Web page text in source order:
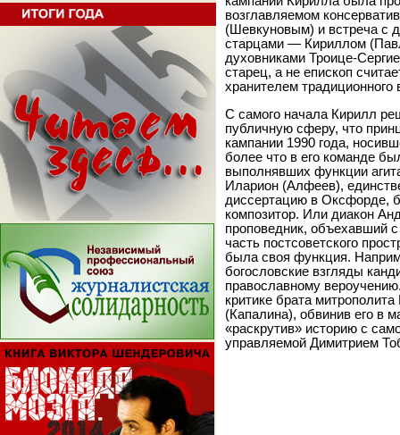
возглавляемом
(Шевкуновым) и встреча с
старцами — Кириллом
духовниками Троице-
старец, а не епископ
хранителем традиционного
С самого начала Кирилл
публичную сферу, что
кампании 1990 года,
более что в его команде
выполнявших функции
Иларион (Алфеев),
диссертацию в Оксфорде,
композитор. Или диакон
проповедник, объехавший
часть постсоветского
была своя функция.
богословские взгляды
православному
критике брата
(Капалина), обвинив его в
«раскрутив» историю с
управляемой Димитрием